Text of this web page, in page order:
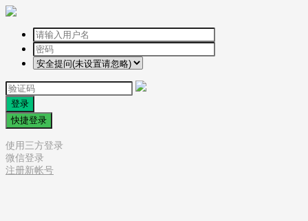
登录
快捷登录
使用三方登录
微信登录
注册新帐号